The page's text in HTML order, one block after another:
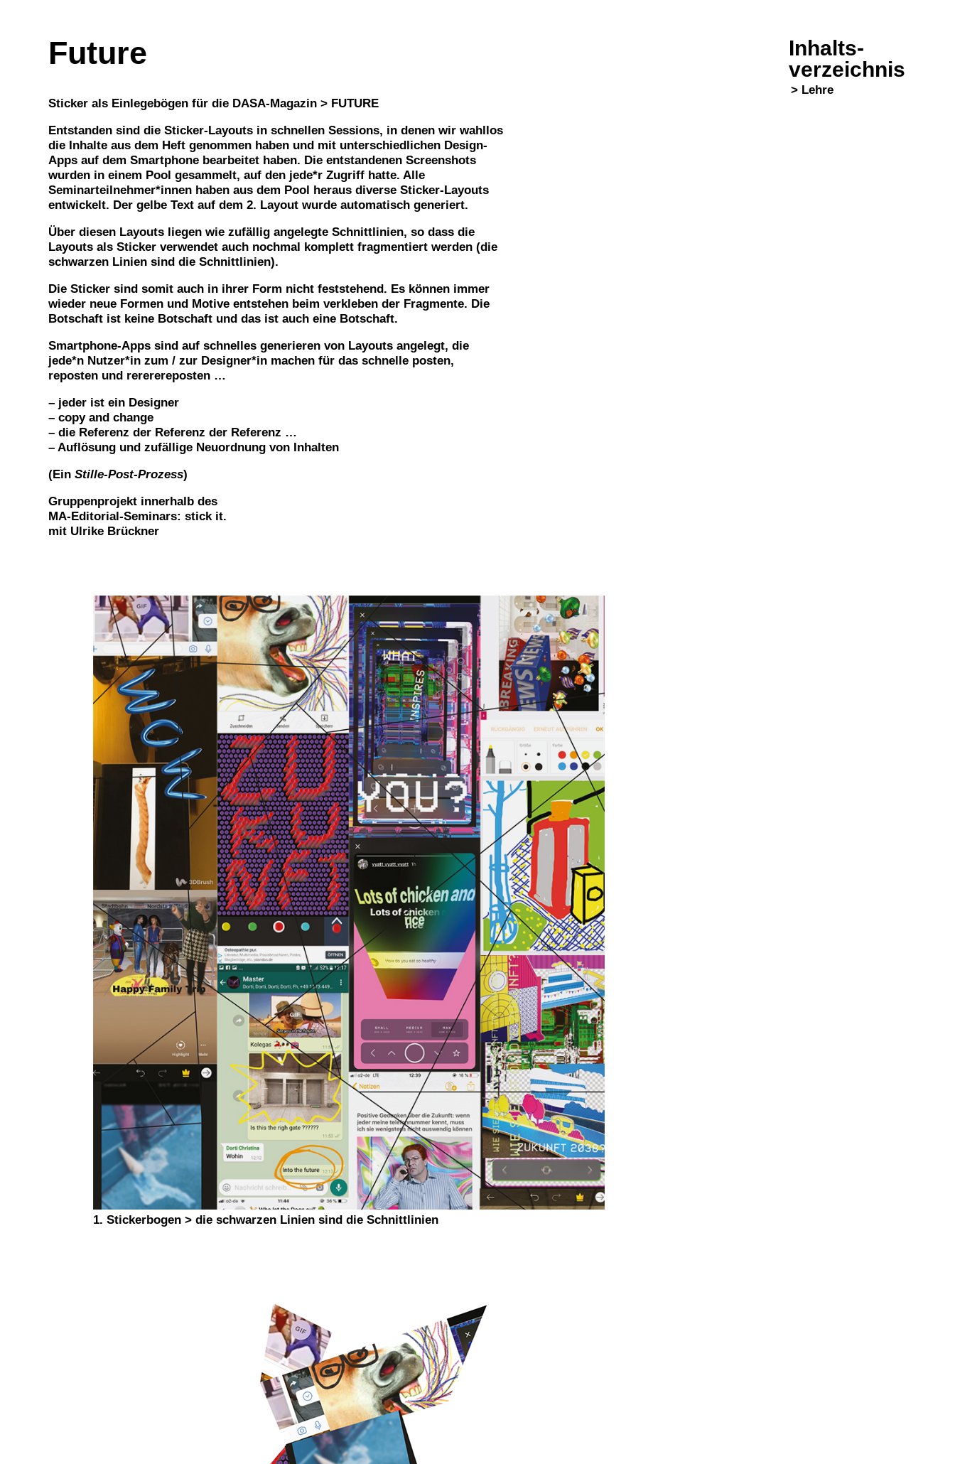
Future
Inhalts-
verzeichnis
> Lehre
Sticker als Einlegebögen für die DASA-Magazin > FUTURE
Entstanden sind die Sticker-Layouts in schnellen Sessions, in denen wir wahllos
die Inhalte aus dem Heft genommen haben und mit unterschiedlichen Design-
Apps auf dem Smartphone bearbeitet haben. Die entstandenen Screenshots
wurden in einem Pool gesammelt, auf den jede*r Zugriff hatte. Alle
Seminarteilnehmer*innen haben aus dem Pool heraus diverse Sticker-Layouts
entwickelt. Der gelbe Text auf dem 2. Layout wurde automatisch generiert.
Über diesen Layouts liegen wie zufällig angelegte Schnittlinien, so dass die
Layouts als Sticker verwendet auch nochmal komplett fragmentiert werden (die
schwarzen Linien sind die Schnittlinien).
Die Sticker sind somit auch in ihrer Form nicht feststehend. Es können immer
wieder neue Formen und Motive entstehen beim verkleben der Fragmente. Die
Botschaft ist keine Botschaft und das ist auch eine Botschaft.
Smartphone-Apps sind auf schnelles generieren von Layouts angelegt, die
jede*n Nutzer*in zum / zur Designer*in machen für das schnelle posten,
reposten und rererereposten …
– jeder ist ein Designer
– copy and change
– die Referenz der Referenz der Referenz …
– Auflösung und zufällige Neuordnung von Inhalten
(Ein Stille-Post-Prozess)
Gruppenprojekt innerhalb des
MA-Editorial-Seminars: stick it.
mit Ulrike Brückner
1. Stickerbogen > die schwarzen Linien sind die Schnittlinien